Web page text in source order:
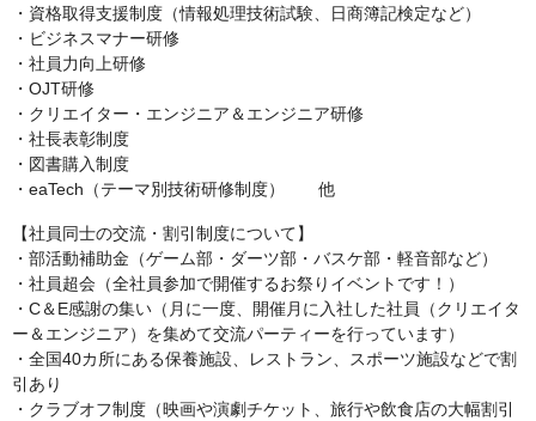
・資格取得支援制度（情報処理技術試験、日商簿記検定など）
・ビジネスマナー研修
・社員力向上研修
・OJT研修
・クリエイター・エンジニア＆エンジニア研修
・社長表彰制度
・図書購入制度
・eaTech（テーマ別技術研修制度） 他
【社員同士の交流・割引制度について】
・部活動補助金（ゲーム部・ダーツ部・バスケ部・軽音部など）
・社員超会（全社員参加で開催するお祭りイベントです！）
・C＆E感謝の集い（月に一度、開催月に入社した社員（クリエイタ
ー＆エンジニア）を集めて交流パーティーを行っています）
・全国40カ所にある保養施設、レストラン、スポーツ施設などで割
引あり
・クラブオフ制度（映画や演劇チケット、旅行や飲食店の大幅割引